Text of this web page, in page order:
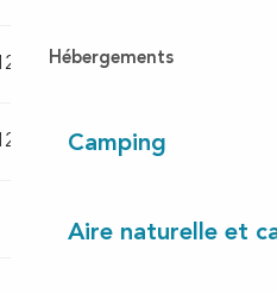
Hébergements
Camping
Aire naturelle et
13:00 - 17:00
13:00 - 17:00